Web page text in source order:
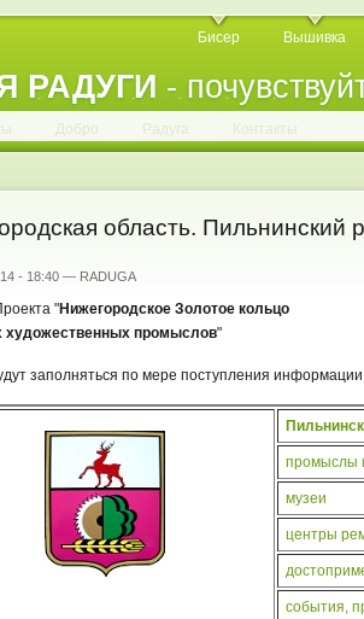
РАДУГИ -
Бисер Вышивка
. . . . . . .
Добро Радуга Контакты
область. Пильнинский
- 18:40 — RADUGA
"Нижегородское Золотое кольцо
художественных промыслов"
заполняться по мере поступления
промыслы
музеи
центры
события,